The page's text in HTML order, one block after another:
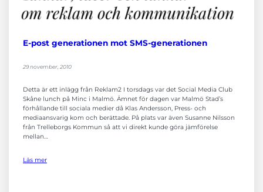
E-post generationen mot SMS-generationen
29 november, 2010
Detta är ett inlägg från Reklam2 I torsdags var det Social Media Club
Skåne lunch på Minc i Malmö. Ämnet för dagen var Malmö Stad’s
förhållande till sociala medier då Klas Andersson, Press- och
mediaansvarig kom och berättade. På plats var även Susanne Nilsson
från Trelleborgs Kommun så att vi direkt kunde göra jämförelse
mellan…
Läs mer
funktionalitet
baserat på
används.
Upplevelse
För att vår
hemsida ska
prestera så
möjligt
under ditt